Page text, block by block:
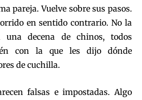
pareja. Vuelve sobre sus pasos.
en sentido contrario. No la
una decena de chinos, todos
con la que les dijo dónde
de cuchilla.
falsas e impostadas. Algo